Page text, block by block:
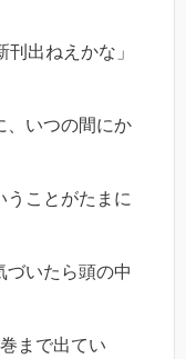
出ねえかな」
、いつの間にか
うことがたまに
いたら頭の中
まで出てい